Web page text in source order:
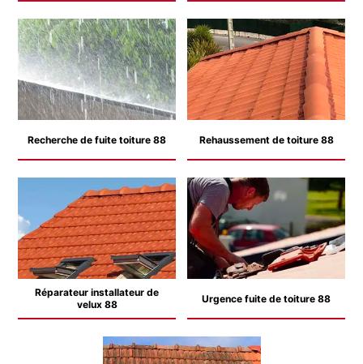
Recherche de fuite toiture 88 Rehaussement de toiture 88
Réparateur installateur de
velux 88
Urgence fuite de toiture 88